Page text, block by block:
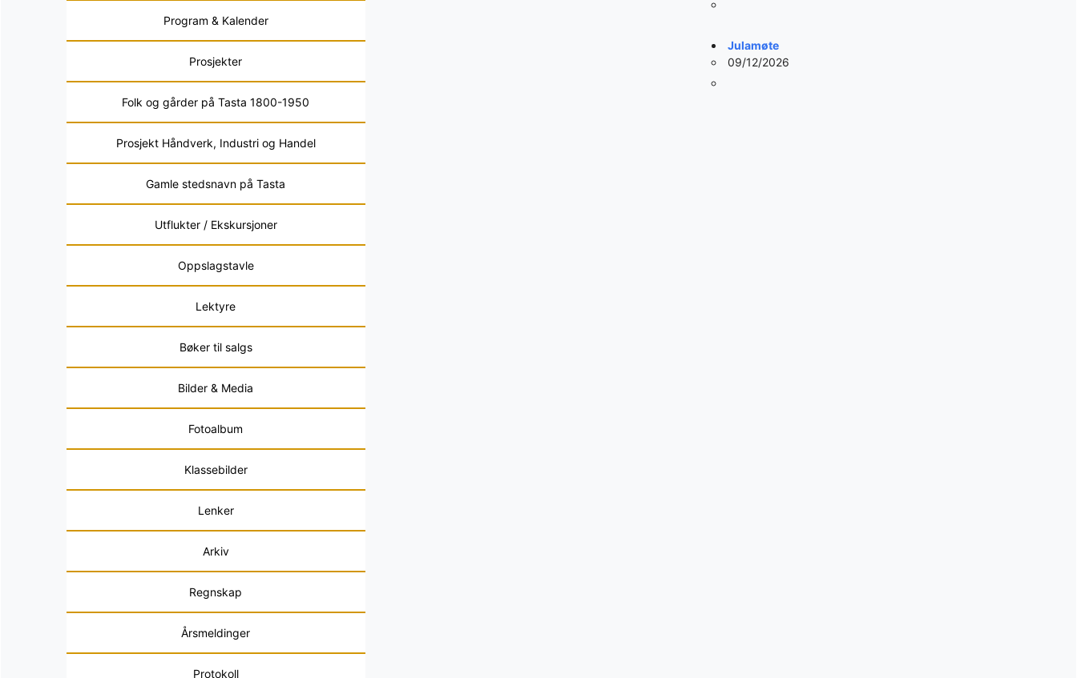
Program & Kalender
Prosjekter
Folk og gårder på Tasta 1800-1950
Prosjekt Håndverk, Industri og Handel
Gamle stedsnavn på Tasta
Utflukter / Ekskursjoner
Oppslagstavle
Lektyre
Bøker til salgs
Bilder & Media
Fotoalbum
Klassebilder
Lenker
Arkiv
Regnskap
Årsmeldinger
Protokoll
Julamøte
09/12/2026